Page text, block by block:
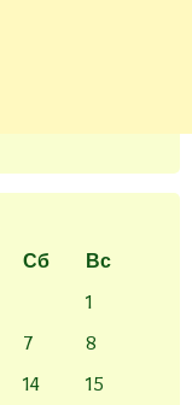
Сб Вс
1
7
8
14
15